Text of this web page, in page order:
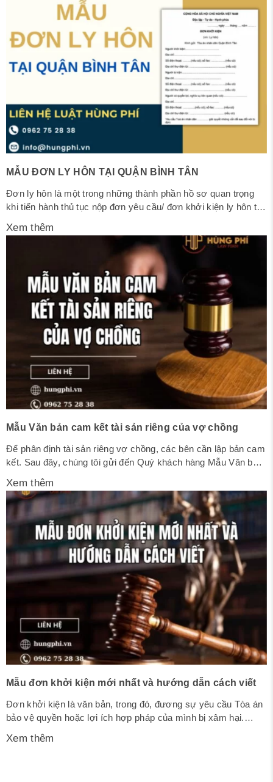
MẪU ĐƠN LY HÔN TẠI QUẬN BÌNH TÂN
Đơn ly hôn là một trong những thành phần hồ sơ quan trọng
khi tiến hành thủ tục nộp đơn yêu cầu/ đơn khởi kiện ly hôn tại
như thế nào để đảm bảo phù hợp với quy định pháp luật?...
Xem thêm
Mẫu Văn bản cam kết tài sản riêng của vợ chồng
Để phân định tài sản riêng vợ chồng, các bên cần lập bản cam
kết. Sau đây, chúng tôi gửi đến Quý khách hàng Mẫu Văn bản
HỘI CHỦ NGHĨA VIỆT NAM Độc lập – Tự do – Hạnh phúc
VĂN...
Xem thêm
Mẫu đơn khởi kiện mới nhất và hướng dẫn cách viết
Đơn khởi kiện là văn bản, trong đó, đương sự yêu cầu Tòa án
bảo vệ quyền hoặc lợi ích hợp pháp của mình bị xâm hại.
ban hành kèm theo Nghị quyết 01/2017/NQ-HĐTP ban hành
Xem thêm